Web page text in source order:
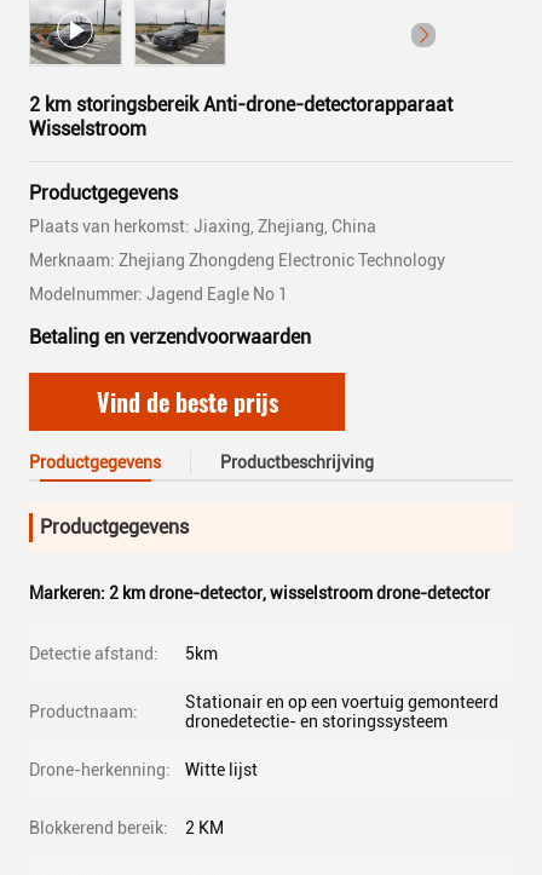
2 km storingsbereik Anti-drone-detectorapparaat
Wisselstroom
Productgegevens
Plaats van herkomst: Jiaxing, Zhejiang, China
Merknaam: Zhejiang Zhongdeng Electronic Technology
Modelnummer: Jagend Eagle No 1
Betaling en verzendvoorwaarden
Vind de beste prijs
Productgegevens Productbeschrijving
Productgegevens
Markeren: 2 km drone-detector,wisselstroom drone-detector
Detectie afstand: 5km
Productnaam:
Stationair en op een voertuig gemonteerd
dronedetectie- en storingssysteem
Drone-herkenning: Witte lijst
Blokkerend bereik: 2 KM